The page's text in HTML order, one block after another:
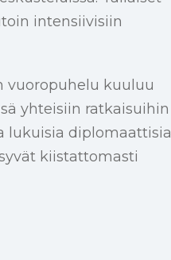
intensiivisiin
vuoropuhelu kuuluu
yhteisiin ratkaisuihin
lukuisia diplomaattisia
kiistattomasti